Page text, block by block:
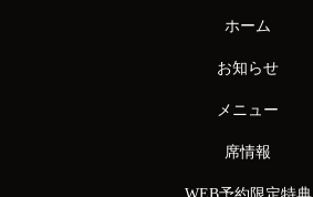
ホーム
お知らせ
メニュー
席情報